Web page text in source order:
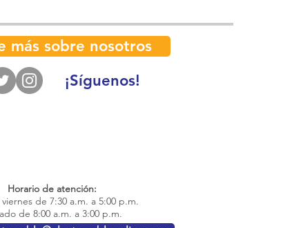
más sobre nosotros
¡Síguenos!
Horario de atención:
viernes de 7:30 a.m. a 5:00 p.m.
de 8:00 a.m. a 3:00 p.m.